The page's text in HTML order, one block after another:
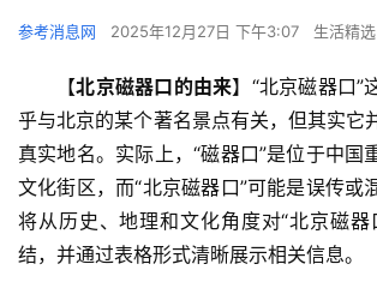
参考消息网 2025年12月27日 下午3:07 生活精选
【北京磁器口的由来】“北京磁器口”
乎与北京的某个著名景点有关，但其实它
真实地名。实际上，“磁器口”是位于中国
文化街区，而“北京磁器口”可能是误传或
将从历史、地理和文化角度对“北京磁器
结，并通过表格形式清晰展示相关信息。